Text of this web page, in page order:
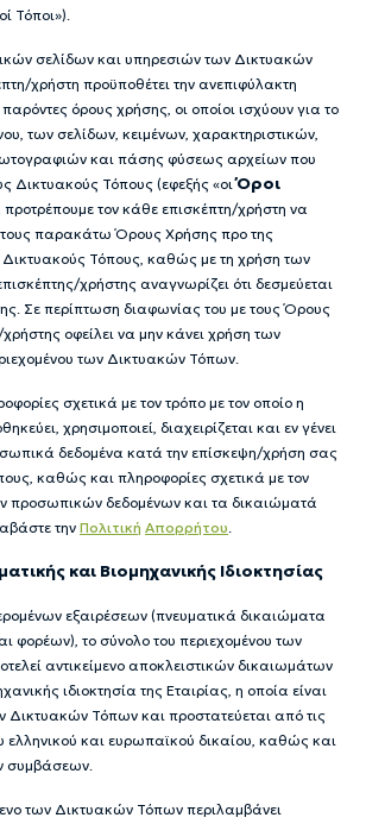
Τόποι»).
σελίδων και υπηρεσιών των Δικτυακών
χρήστη προϋποθέτει την ανεπιφύλακτη
όρους χρήσης, οι οποίοι ισχύουν για το
των σελίδων, κειμένων, χαρακτηριστικών,
και πάσης φύσεως αρχείων που
Δικτυακούς Τόπους (εφεξής «οιΌροι
τον κάθε επισκέπτη/χρήστη να
τους παρακάτω Όρους Χρήσης προ της
Δικτυακούς Τόπους, καθώς με τη χρήση των
χρήστης αναγνωρίζει ότι δεσμεύεται
Σε περίπτωση διαφωνίας του με τους Όρους
οφείλει να μην κάνει χρήση των
των Δικτυακών Τόπων.
σχετικά με τον τρόπο με τον οποίο η
χρησιμοποιεί, διαχειρίζεται και εν γένει
δεδομένα κατά την επίσκεψη/χρήση σας
καθώς και πληροφορίες σχετικά με τον
προσωπικών δεδομένων και τα δικαιώματά
την Πολιτική Απορρήτου.
και Βιομηχανικής Ιδιοκτησίας
εξαιρέσεων (πνευματικά δικαιώματα
φορέων), το σύνολο του περιεχομένου των
αντικείμενο αποκλειστικών δικαιωμάτων
ιδιοκτησία της Εταιρίας, η οποία είναι
Δικτυακών Τόπων και προστατεύεται από τις
ελληνικού και ευρωπαϊκού δικαίου, καθώς και
συμβάσεων.
των Δικτυακών Τόπων περιλαμβάνει